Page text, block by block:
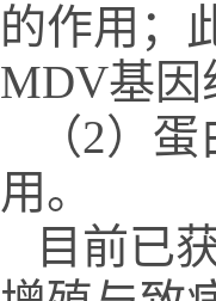
的作用；
MDV基因
（2）
用。
目前已